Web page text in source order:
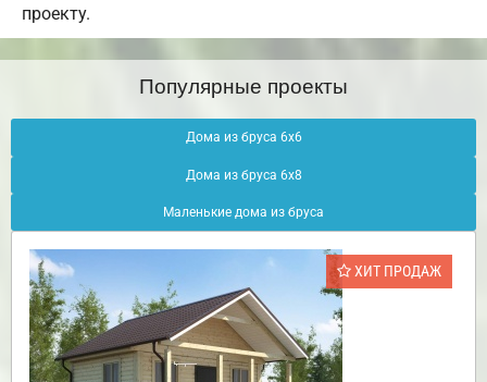
проекту.
Популярные проекты
Дома из бруса 6х6
Дома из бруса 6х8
Маленькие дома из бруса
ХИТ ПРОДАЖ